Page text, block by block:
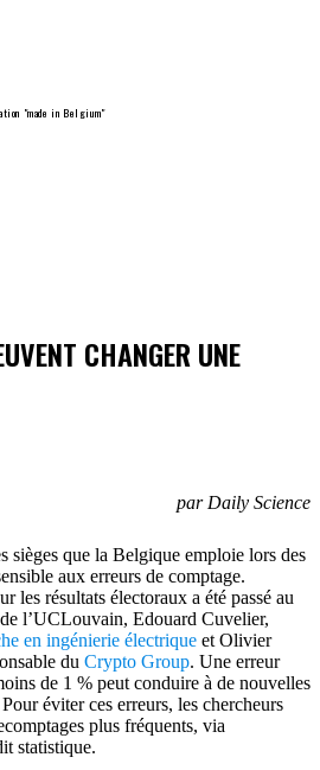
"made in Belgium"
CHANGER UNE
par Daily Science
sièges que la Belgique emploie lors des
aux erreurs de comptage.
les résultats électoraux a été passé au
l’UCLouvain, Edouard Cuvelier,
en ingénierie électrique et Olivier
du Crypto Group. Une erreur
de 1 % peut conduire à de nouvelles
éviter ces erreurs, les chercheurs
plus fréquents, via
statistique.